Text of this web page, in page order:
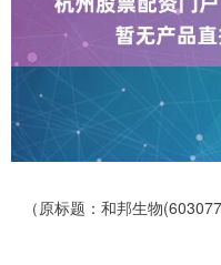
（原标题：和邦生物